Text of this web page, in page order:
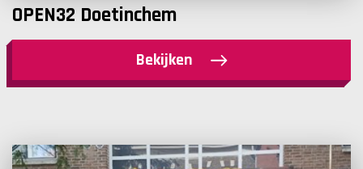
OPEN32 Doetinchem
Bekijken